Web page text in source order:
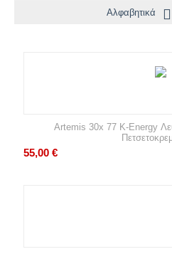
Αλφαβητικά
Artemis 30x 77 K-Energy
55,00 €